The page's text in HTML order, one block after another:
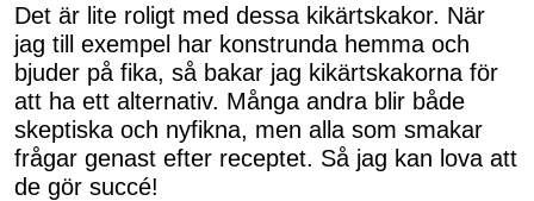
Det är lite roligt med dessa kikärtskakor. När
jag till exempel har konstrunda hemma och
bjuder på fika, så bakar jag kikärtskakorna för
att ha ett alternativ. Många andra blir både
skeptiska och nyfikna, men alla som smakar
frågar genast efter receptet. Så jag kan lova att
de gör succé!